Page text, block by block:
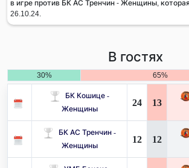
в игре против БК АС Тренчин - Женщины,
26.10.24.
В гостях
30% 65%
БК Кошице -
Женщины
24 13
БК АС Тренчин -
Женщины
12 12